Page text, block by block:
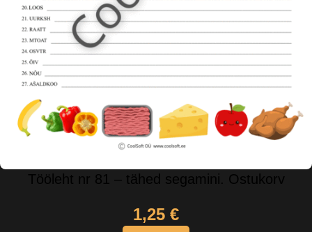
Tööleht nr 81 – tähed segamini. Ostukorv
1,25 €